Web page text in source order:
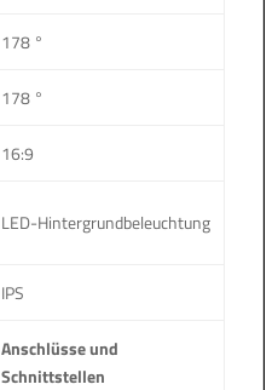
178 °
178 °
16:9
LED-Hintergrundbeleuchtung
IPS
Anschlüsse und
Schnittstellen